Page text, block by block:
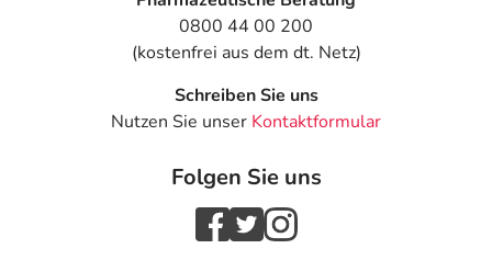
0800 44 00 200
(kostenfrei aus dem dt. Netz)
Schreiben Sie uns
Nutzen Sie unser Kontaktformular
Folgen Sie uns